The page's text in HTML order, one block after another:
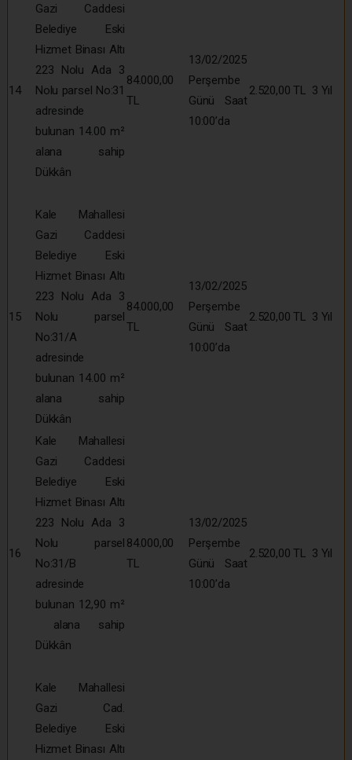
14
Gazi Caddesi
Belediye Eski
Hizmet Binası Altı
223 Nolu Ada 3
Nolu parsel No:31
adresinde
bulunan 14.00 m²
alana sahip
Dükkân
84.000,00
TL
13/02/2025
Perşembe
Günü Saat
10:00’da
2.520,00 TL 3 Yıl
15
Kale Mahallesi
Gazi Caddesi
Belediye Eski
Hizmet Binası Altı
223 Nolu Ada 3
Nolu parsel
No:31/A
adresinde
bulunan 14.00 m²
alana sahip
Dükkân
84.000,00
TL
13/02/2025
Perşembe
Günü Saat
10:00’da
2.520,00 TL 3 Yıl
16
Kale Mahallesi
Gazi Caddesi
Belediye Eski
Hizmet Binası Altı
223 Nolu Ada 3
Nolu parsel
No:31/B
adresinde
bulunan 12,90 m²
alana sahip
Dükkân
84.000,00
TL
13/02/2025
Perşembe
Günü Saat
10:00’da
2.520,00 TL 3 Yıl
Kale Mahallesi
Gazi Cad.
Belediye Eski
Hizmet Binası Altı